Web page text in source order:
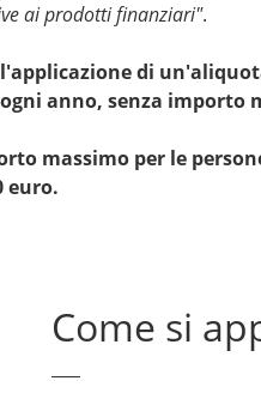
ai prodotti finanziari".
di
anno, senza importo
massimo per le
euro.
Come si